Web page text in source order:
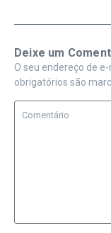
Deixe um
O seu endereço de
obrigatórios são